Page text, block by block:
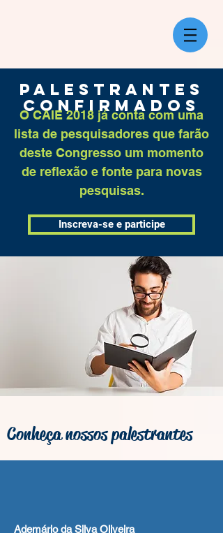
PALESTRANTES
CONFIRMADOS
O CAIE 2018 já conta com uma
lista de pesquisadores que farão
deste Congresso um momento
de reflexão e fonte para novas
pesquisas.
Inscreva-se e participe
Conheça nossos palestrantes
Ademário da Silva Oliveira